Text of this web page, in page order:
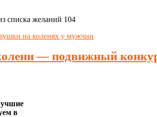
списка желаний 104
— подвижный
в